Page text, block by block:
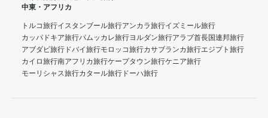
中東・アフリカ
トルコ旅行イスタンブール旅行アンカラ旅行イズミール旅行
カッパドキア旅行パムッカレ旅行ヨルダン旅行アラブ首長国連邦旅行
アブダビ旅行 ドバイ旅行モロッコ旅行カサブランカ旅行エジプト旅行
カイロ旅行南アフリカ旅行ケープタウン旅行ケニア旅行
モーリシャス旅行カタール旅行 ドーハ旅行